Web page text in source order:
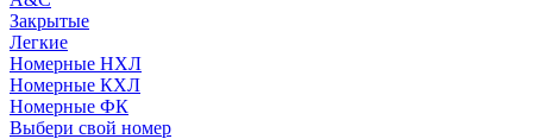
Закрытые
Легкие
Номерные НХЛ
Номерные КХЛ
Номерные ФК
Выбери свой номер